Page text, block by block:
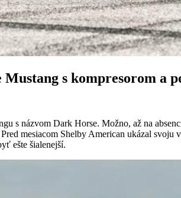
s kompresorom a
s názvom Dark Horse. Možno, až na
mesiacom Shelby American ukázal svoju
ešte šialenejší.